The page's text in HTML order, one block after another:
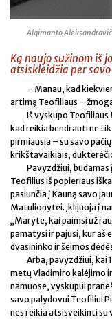
Algimanto
Ką naujo sužinom iš
atsiskleidžia per
– Manau, kad
artimą Teofiliaus –
Iš vyskupo
kad reikia bendrauti ne
pirmiausia – su savo
krikštavaikiais,
Pavyzdžiui,
Teofilius iš popieriaus
pasiunčia į Kauną savo
Matulionytei. Įklijuoja į
„Maryte, kai paimsi už
pamatysi ir pajusi, kur aš
dvasininko ir šeimos
Arba, pavyzdžiui, kai
metų Vladimiro kalėjimo
namuose, vyskupui
savo palydovui Teofiliui
nes reikia atsisveikinti su